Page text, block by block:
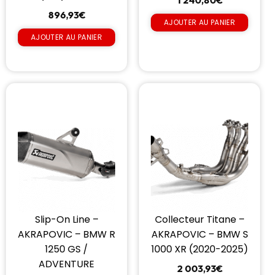
896,93€
AJOUTER AU PANIER
AJOUTER AU PANIER
Slip-On Line –
AKRAPOVIC – BMW R
1250 GS /
ADVENTURE
Collecteur Titane –
AKRAPOVIC – BMW S
1000 XR (2020-2025)
2 003,93€